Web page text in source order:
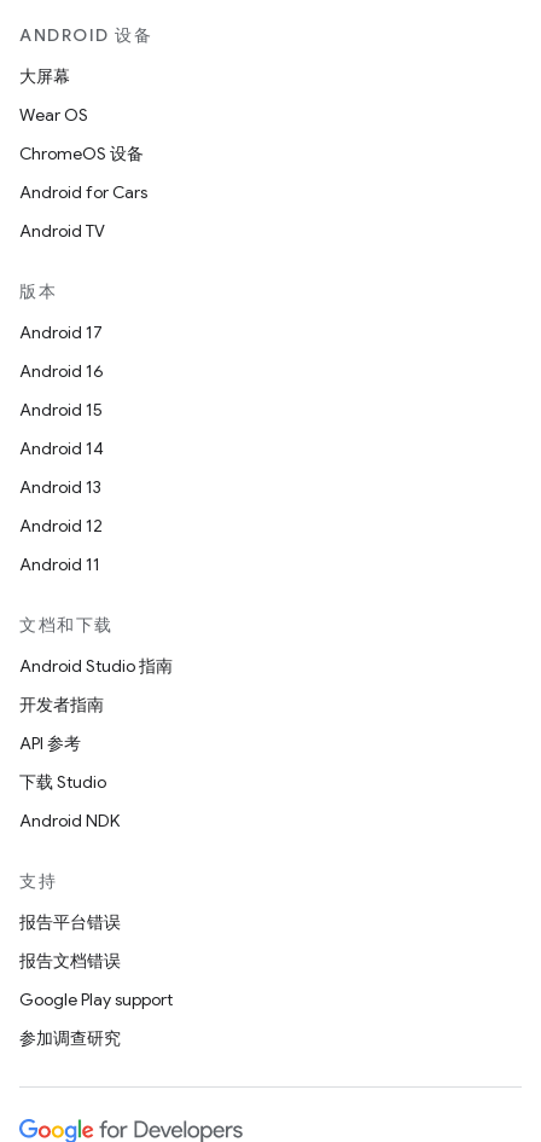
ANDROID 设备
大屏幕
Wear OS
ChromeOS 设备
Android for Cars
Android TV
版本
Android 17
Android 16
Android 15
Android 14
Android 13
Android 12
Android 11
文档和下载
Android Studio 指南
开发者指南
API 参考
下载 Studio
Android NDK
支持
报告平台错误
报告文档错误
Google Play support
参加调查研究